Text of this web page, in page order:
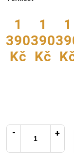
1
390
Kč
1
390
Kč
1